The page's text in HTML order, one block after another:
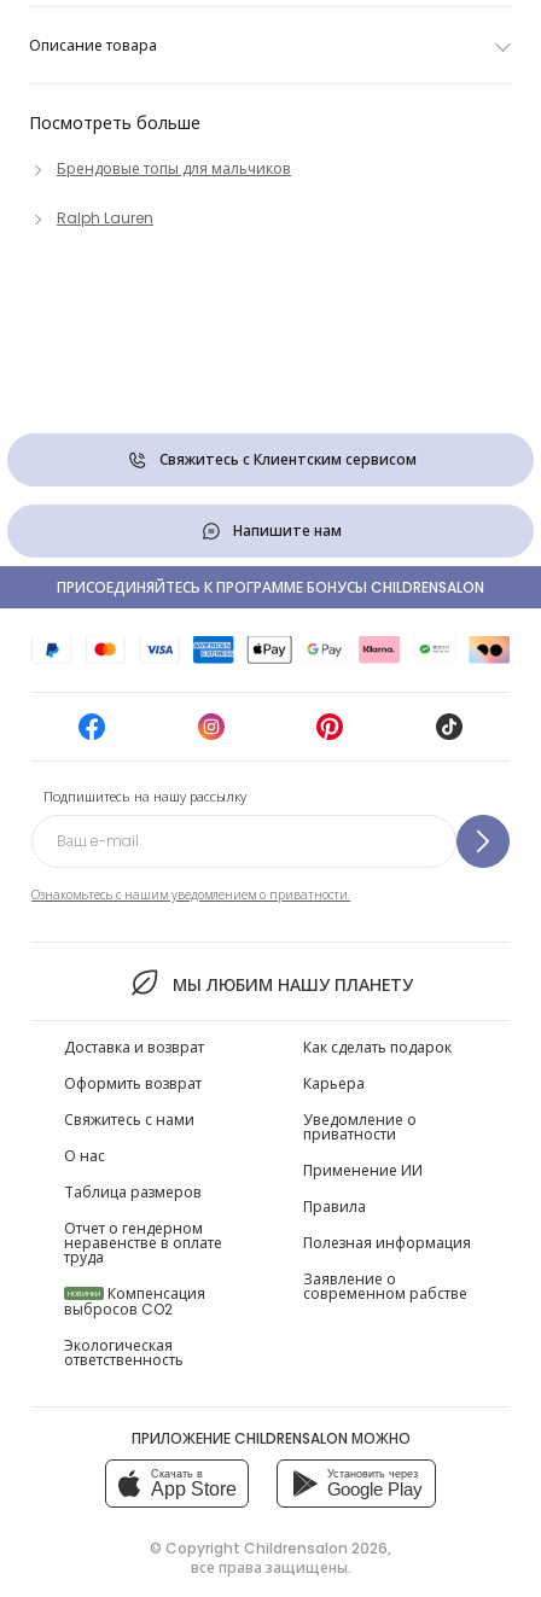
Посмотреть больше
Брендовые топы для мальчиков
Ralph Lauren
Описание товара
Свяжитесь с Клиентским сервисом
Напишите нам
Подпишитесь на нашу рассылку
Ознакомьтесь с нашим уведомлением о приватности.
МЫ ЛЮБИМ НАШУ ПЛАНЕТУ
ПРИСОЕДИНЯЙТЕСЬ К ПРОГРАММЕ БОНУСЫ CHILDRENSALON
Доставка и возврат
Оформить возврат
Свяжитесь с нами
О нас
Таблица размеров
Отчет о гендерном
неравенстве в оплате
труда
НОВИНКИ Компенсация
выбросов CO2
Экологическая
ответственность
Как сделать подарок
Карьера
Уведомление о
приватности
Применение ИИ
Правила
Полезная информация
Заявление о
современном рабстве
ПРИЛОЖЕНИЕ CHILDRENSALON МОЖНО
Скачать в
App Store
Установить через
Google Play
© Copyright Childrensalon 2026,
все права защищены.